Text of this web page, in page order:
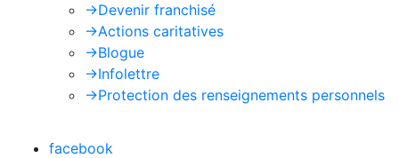
->Devenir franchisé
->Actions caritatives
->Blogue
->Infolettre
->Protection des renseignements personnels
facebook